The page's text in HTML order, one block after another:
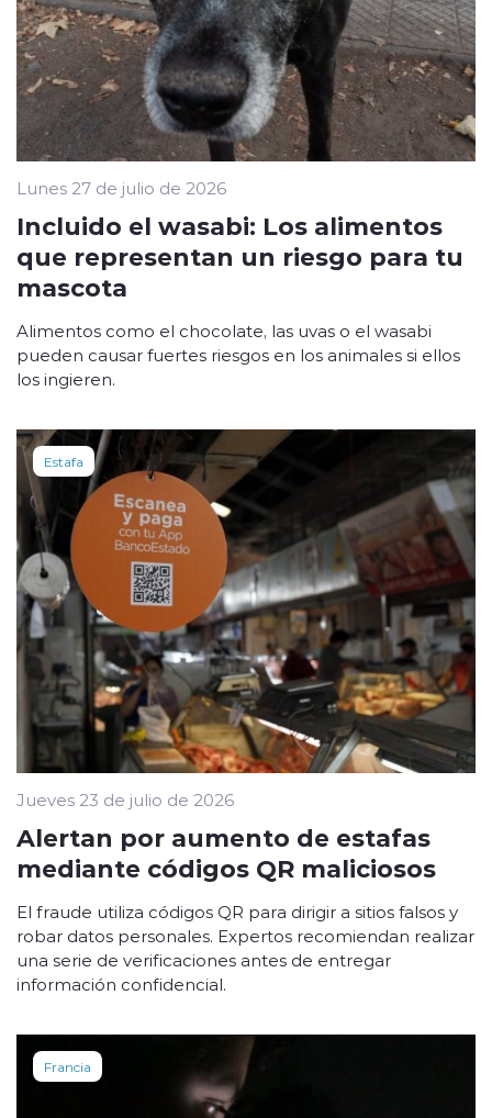
Lunes 27 de julio de 2026
Incluido el wasabi: Los alimentos
que representan un riesgo para tu
mascota
Alimentos como el chocolate, las uvas o el wasabi
pueden causar fuertes riesgos en los animales si ellos
los ingieren.
Estafa
Jueves 23 de julio de 2026
Alertan por aumento de estafas
mediante códigos QR maliciosos
El fraude utiliza códigos QR para dirigir a sitios falsos y
robar datos personales. Expertos recomiendan realizar
una serie de verificaciones antes de entregar
información confidencial.
Francia